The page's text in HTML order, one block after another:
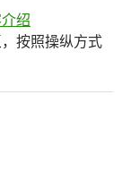
绍
按照操纵方式